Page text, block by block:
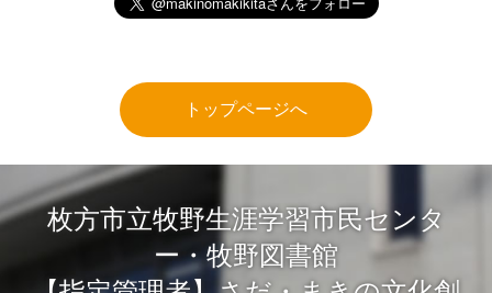
トップページへ
枚方市立牧野生涯学習市民センタ
ー・牧野図書館